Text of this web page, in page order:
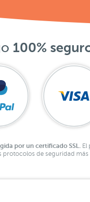
100%
por un certificado SSL.
El
protocolos de seguridad más